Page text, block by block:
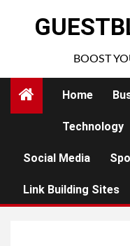
BOOST
Home
Technology
Social Media
Link Building Sites